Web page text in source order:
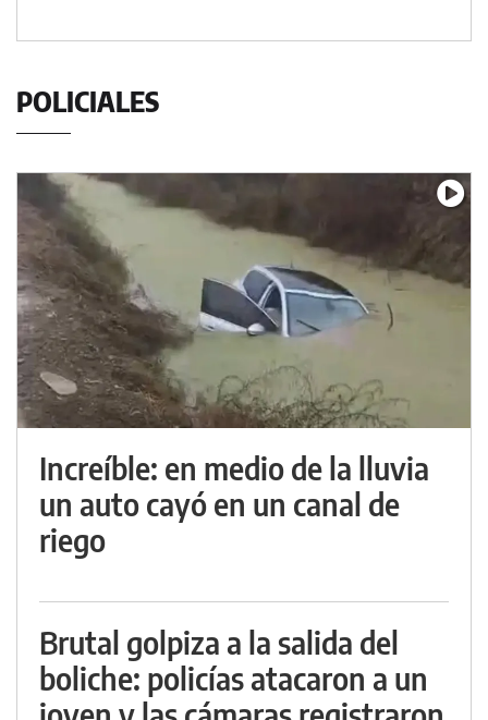
POLICIALES
Increíble: en medio de la lluvia
un auto cayó en un canal de
riego
Brutal golpiza a la salida del
boliche: policías atacaron a un